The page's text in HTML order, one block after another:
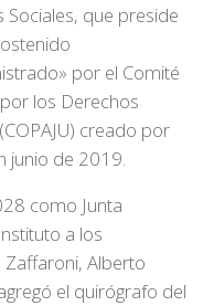
Sociales, que preside
por el Comité
los Derechos
creado por
junio de 2019.
como Junta
a los
Zaffaroni, Alberto
el quirógrafo del